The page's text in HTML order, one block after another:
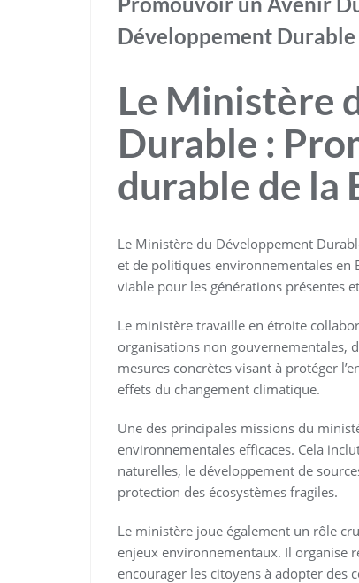
Développement
Le Ministère
Durable :
durable de la
Le Ministère du Développement
et de politiques environnementales en
viable pour les générations présentes
Le ministère travaille en étroite
organisations non gouvernementales,
mesures concrètes visant à protéger
effets du changement climatique.
Une des principales missions du
environnementales efficaces. Cela
naturelles, le développement de
protection des écosystèmes fragiles.
Le ministère joue également un rôle
enjeux environnementaux. Il organise
encourager les citoyens à adopter des